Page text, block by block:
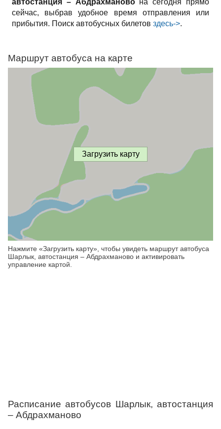
автостанция – Абдрахмановона сегодня прямо
сейчас, выбрав удобное время отправления или
прибытия. Поиск автобусных билетов здесь->.
Маршрут автобуса на карте
Загрузить карту
Нажмите «Загрузить карту», чтобы увидеть маршрут автобуса
Шарлык, автостанция – Абдрахманово и активировать
управление картой.
Расписание автобусов Шарлык, автостанция
– Абдрахманово